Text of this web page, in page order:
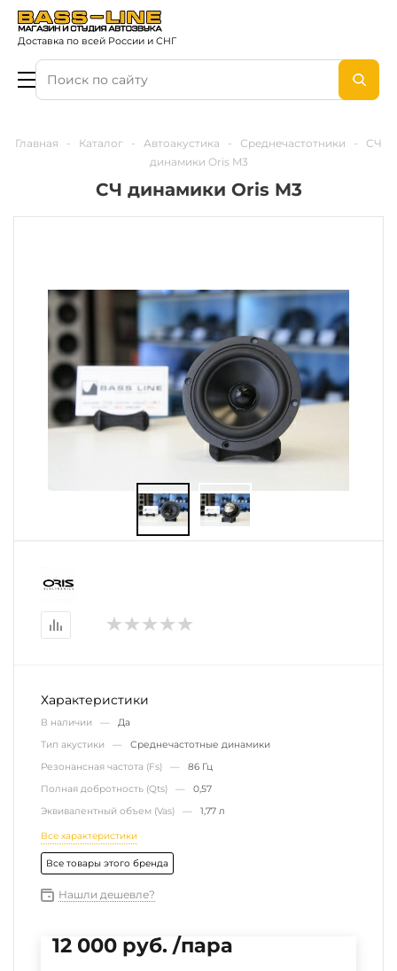
Доставка по всей России и СНГ
Главная - Каталог - Автоакустика - Среднечастотники -
СЧ
динамики Oris M3
СЧ динамики Oris M3
Характеристики
В наличии — Да
Тип акустики — Среднечастотные динамики
Резонансная частота (Fs) — 86 Гц
Полная добротность (Qts) — 0,57
Эквивалентный объем (Vas) — 1,77 л
Все характеристики
Все товары этого бренда
Нашли дешевле?
12 000 руб. /пара